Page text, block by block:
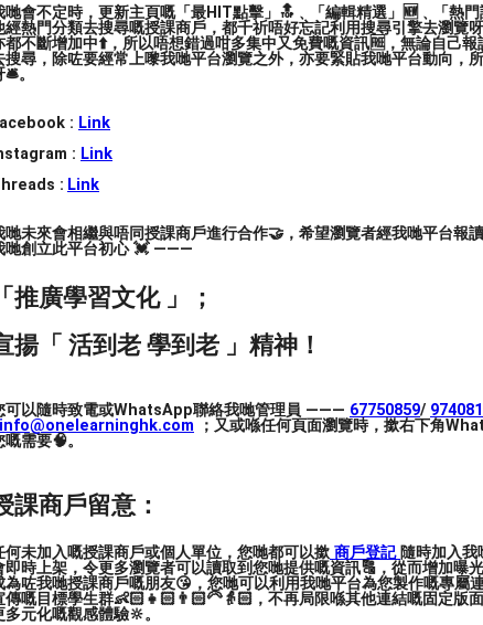
新樂器？攜同朋友一齊報讀匯中音樂學院
，共8週16堂（每堂60分鐘）。
運用協調，以及Ernesson多年教學經驗所編寫
（出席率90%以上）將獲得證書，並有機會在
環境，每班最多4名學生。✨ 2人成班。
堂完整課程！（如需購買小提琴和肩墊，只需
，亦適合各初學小朋友與父母一同親子學
）指導，擁有超過15年的教學經驗，在官立
而系統化的教學方法使學生在考試和比賽中獲
哋會不定時，更新主頁嘅「最HIT點擊」🔝﹑「編輯精選」🆕﹑「熱
經熱門分類去搜尋嘅授課商戶，都千祈唔好忘記利用搜尋引擎去瀏覽
都不斷增加中⬆️，所以唔想錯過咁多集中又免費嘅資訊🆓，無論自己
搜尋，除咗要經常上嚟我哋平台瀏覽之外，亦要緊貼我哋平台動向
🛎️。
: Link
: Link
: Link
哋未來會相繼與唔同授課商戶進行合作🤝，希望瀏覽者經我哋平台報
哋創立此平台初心 💓 ———
「推廣學習文化 」；
揚「 活到老 學到老 」精神！
可以隨時致電或WhatsApp聯絡我哋管理員 ——— 67750859/
info@onelearninghk.com ；又或喺任何頁面瀏覽時，撳右下角
嘅需要🧠。
課商戶留意：
何未加入嘅授課商戶或個人單位，您哋都可以撳 商戶登記 隨時加入我
即時上架，令更多瀏覽者可以讀取到您哋提供嘅資訊🔠，從而增加曝
為咗我哋授課商戶嘅朋友😘，您哋可以利用我哋平台為您製作嘅專屬
傳嘅目標學生群👶🏻👧🏻👨🏻‍🦳👵🏻，不再局限喺其他連結嘅固定版
多元化嘅觀感體驗🔆。